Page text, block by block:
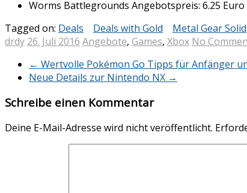
Worms Battlegrounds Angebotspreis: 6.25 Euro
Tagged on: Deals Deals with Gold Metal Gear Solid
drdy 26. Juli 2016 Angebote, Games, Xbox No
← Wertvolle Pokémon Go Tipps für Anfänger
Neue Details zur Nintendo NX →
Schreibe einen Kommentar
Deine E-Mail-Adresse wird nicht veröffentlicht.